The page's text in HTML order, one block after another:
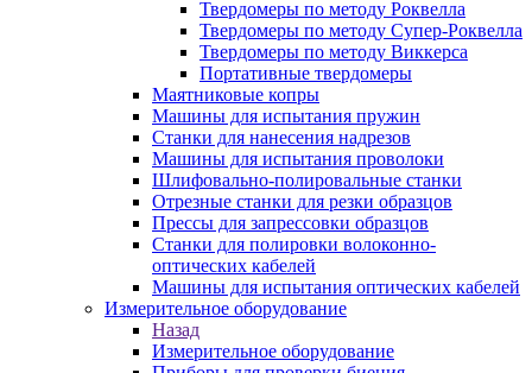
Твердомеры по методу Роквелла
Твердомеры по методу Супер-Роквелла
Твердомеры по методу Виккерса
Портативные твердомеры
Маятниковые копры
Машины для испытания пружин
Станки для нанесения надрезов
Машины для испытания проволоки
Шлифовально-полировальные станки
Отрезные станки для резки образцов
Прессы для запрессовки образцов
Станки для полировки волоконно-
оптических кабелей
Машины для испытания оптических кабелей
Измерительное оборудование
Назад
Измерительное оборудование